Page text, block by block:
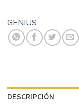
GENIUS
DESCRIPCIÓN